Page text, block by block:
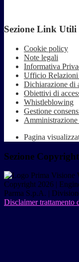
Sezione Link Utili
Cookie policy
Note legali
Informativa
Ufficio
Dichiarazione di
Obiettivi di
Whistleblowing
Gestione
Amministrazione
Pagina
Sezione Copyright
Copyright 2026 |
Parma S.p.A. |
Disclaimer trattamento